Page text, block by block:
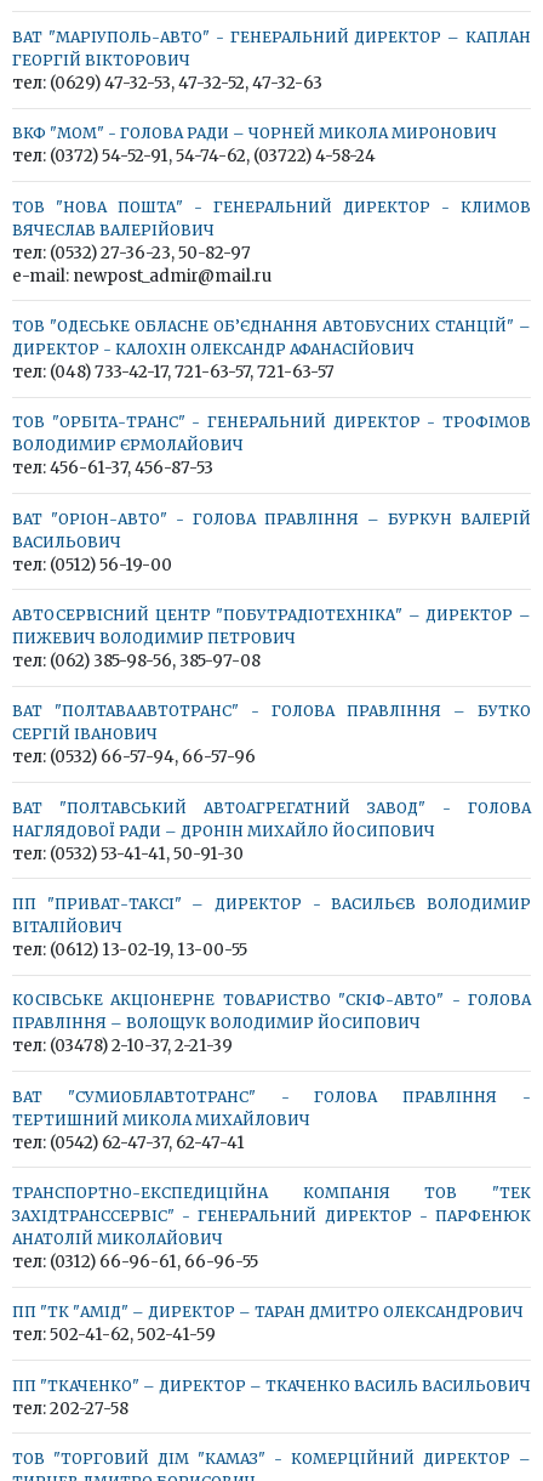
ВАТ "МАРІУПОЛЬ-АВТО" - ГЕНЕРАЛЬНИЙ ДИРЕКТОР – КАПЛАН
ГЕОРГІЙ ВІКТОРОВИЧ
тел: (0629) 47-32-53, 47-32-52, 47-32-63
ВКФ "МОМ" - ГОЛОВА РАДИ – ЧОРНЕЙ МИКОЛА МИРОНОВИЧ
тел: (0372) 54-52-91, 54-74-62, (03722) 4-58-24
ТОВ "НОВА ПОШТА" - ГЕНЕРАЛЬНИЙ ДИРЕКТОР - КЛИМОВ
ВЯЧЕСЛАВ ВАЛЕРІЙОВИЧ
тел: (0532) 27-36-23, 50-82-97
e-mail: newpost_admir@mail.ru
ТОВ "ОДЕСЬКЕ ОБЛАСНЕ ОБ’ЄДНАННЯ АВТОБУСНИХ СТАНЦІЙ" –
ДИРЕКТОР - КАЛОХІН ОЛЕКСАНДР АФАНАСІЙОВИЧ
тел: (048) 733-42-17, 721-63-57, 721-63-57
ТОВ "ОРБІТА-ТРАНС" - ГЕНЕРАЛЬНИЙ ДИРЕКТОР - ТРОФІМОВ
ВОЛОДИМИР ЄРМОЛАЙОВИЧ
тел: 456-61-37, 456-87-53
ВАТ "ОРІОН-АВТО" - ГОЛОВА ПРАВЛІННЯ – БУРКУН ВАЛЕРІЙ
ВАСИЛЬОВИЧ
тел: (0512) 56-19-00
АВТОСЕРВІСНИЙ ЦЕНТР "ПОБУТРАДІОТЕХНІКА" – ДИРЕКТОР –
ПИЖЕВИЧ ВОЛОДИМИР ПЕТРОВИЧ
тел: (062) 385-98-56, 385-97-08
ВАТ "ПОЛТАВААВТОТРАНС" - ГОЛОВА ПРАВЛІННЯ – БУТКО
СЕРГІЙ ІВАНОВИЧ
тел: (0532) 66-57-94, 66-57-96
ВАТ "ПОЛТАВСЬКИЙ АВТОАГРЕГАТНИЙ ЗАВОД" - ГОЛОВА
НАГЛЯДОВОЇ РАДИ – ДРОНІН МИХАЙЛО ЙОСИПОВИЧ
тел: (0532) 53-41-41, 50-91-30
ПП "ПРИВАТ-ТАКСІ" – ДИРЕКТОР - ВАСИЛЬЄВ ВОЛОДИМИР
ВІТАЛІЙОВИЧ
тел: (0612) 13-02-19, 13-00-55
КОСІВСЬКЕ АКЦІОНЕРНЕ ТОВАРИСТВО "СКІФ-АВТО" - ГОЛОВА
ПРАВЛІННЯ – ВОЛОЩУК ВОЛОДИМИР ЙОСИПОВИЧ
тел: (03478) 2-10-37, 2-21-39
ВАТ "СУМИОБЛАВТОТРАНС" - ГОЛОВА ПРАВЛІННЯ -
ТЕРТИШНИЙ МИКОЛА МИХАЙЛОВИЧ
тел: (0542) 62-47-37, 62-47-41
ТРАНСПОРТНО-ЕКСПЕДИЦІЙНА КОМПАНІЯ ТОВ "ТЕК
ЗАХІДТРАНССЕРВІС" - ГЕНЕРАЛЬНИЙ ДИРЕКТОР - ПАРФЕНЮК
АНАТОЛІЙ МИКОЛАЙОВИЧ
тел: (0312) 66-96-61, 66-96-55
ПП "ТК "АМІД" – ДИРЕКТОР – ТАРАН ДМИТРО ОЛЕКСАНДРОВИЧ
тел: 502-41-62, 502-41-59
ПП "ТКАЧЕНКО" – ДИРЕКТОР – ТКАЧЕНКО ВАСИЛЬ ВАСИЛЬОВИЧ
тел: 202-27-58
ТОВ "ТОРГОВИЙ ДІМ "КАМАЗ" - КОМЕРЦІЙНИЙ ДИРЕКТОР –